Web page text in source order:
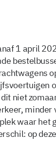
1 april
niet
waar het
op